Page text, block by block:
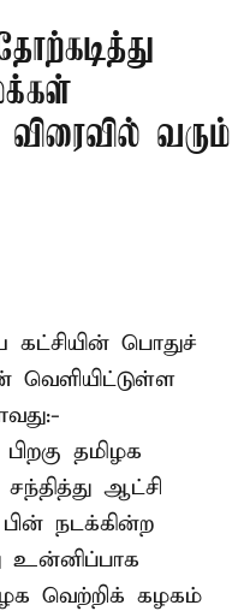
வரும்
கட்சியின் பொதுச்
தமிழக
ஆட்சி
நடக்கின்ற
உன்னிப்பாக
வெற்றிக் கழகம்